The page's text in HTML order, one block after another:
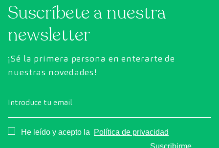
Suscríbete a nuestra
newsletter
¡Sé la primera persona en enterarte de
nuestras novedades!
Introduce tu email
Consentimiento
He leído y acepto la
Política de privacidad
Suscribirme